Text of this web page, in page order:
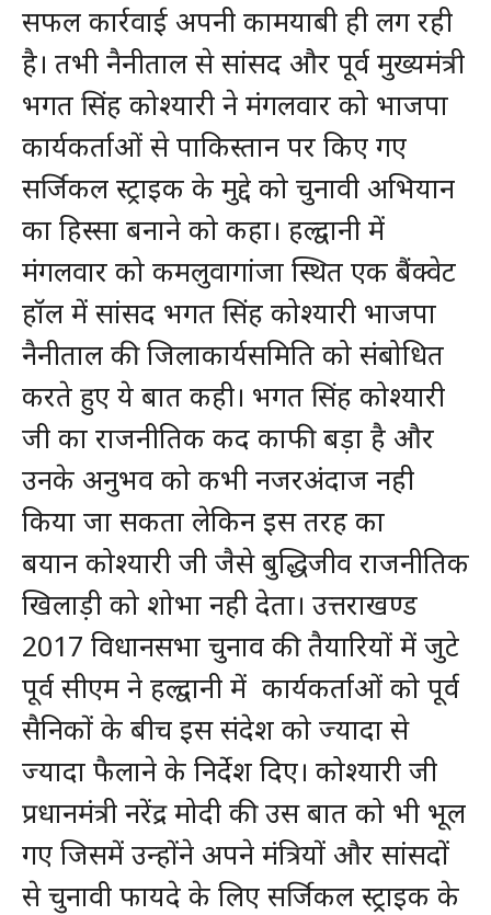
सफल कार्रवाई अपनी कामयाबी ही लग रही
है। तभी नैनीताल से सांसद और पूर्व मुख्यमंत्री
भगत सिंह कोश्यारी ने मंगलवार को भाजपा
कार्यकर्ताओं से पाकिस्तान पर किए गए
सर्जिकल स्ट्राइक के मुद्दे को चुनावी अभियान
का हिस्सा बनाने को कहा। हल्द्वानी में
मंगलवार को कमलुवागांजा स्थित एक बैंक्वेट
हॉल में सांसद भगत सिंह कोश्यारी भाजपा
नैनीताल की जिलाकार्यसमिति को संबोधित
करते हुए ये बात कही। भगत सिंह कोश्यारी
जी का राजनीतिक कद काफी बड़ा है और
उनके अनुभव को कभी नजरअंदाज नही
किया जा सकता लेकिन इस तरह का
बयान कोश्यारी जी जैसे बुद्धिजीव राजनीतिक
खिलाड़ी को शोभा नही देता। उत्तराखण्ड
2017 विधानसभा चुनाव की तैयारियों में जुटे
पूर्व सीएम ने हल्द्वानी में कार्यकर्ताओं को पूर्व
सैनिकों के बीच इस संदेश को ज्यादा से
ज्यादा फैलाने के निर्देश दिए। कोश्यारी जी
प्रधानमंत्री नरेंद्र मोदी की उस बात को भी भूल
गए जिसमें उन्होंने अपने मंत्रियों और सांसदों
से चुनावी फायदे के लिए सर्जिकल स्ट्राइक के